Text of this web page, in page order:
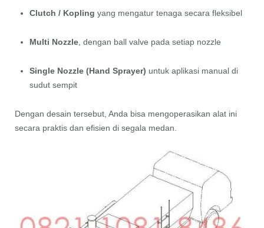
Clutch / Kopling yang mengatur tenaga secara fleksibel
Multi Nozzle, dengan ball valve pada setiap nozzle
Single Nozzle (Hand Sprayer) untuk aplikasi manual di
sudut sempit
Dengan desain tersebut, Anda bisa mengoperasikan alat ini
secara praktis dan efisien di segala medan.